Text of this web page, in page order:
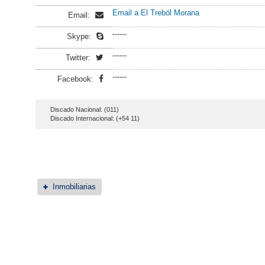
Email: Email a El Treból Morana
Skype: ------
Twitter: ------
Facebook: ------
Discado Nacional: (011)
Discado Internacional: (+54 11)
Inmobiliarias